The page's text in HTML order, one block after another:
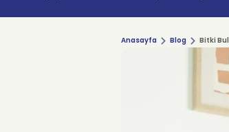
Anasayfa Blog Bitki